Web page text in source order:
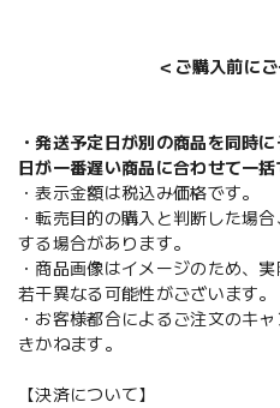
＜ご購入前に
・発送予定日が別の商品を同時
日が一番遅い商品に合わせて一括
・表示金額は税込み価格です。
・転売目的の購入と判断した場
する場合があります。
・商品画像はイメージのため、
若干異なる可能性がございます。
・お客様都合によるご注文のキ
きかねます。
【決済について】